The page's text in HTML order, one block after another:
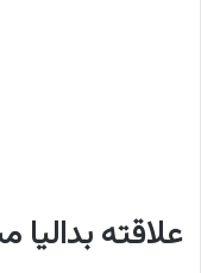
علاقته بداليا